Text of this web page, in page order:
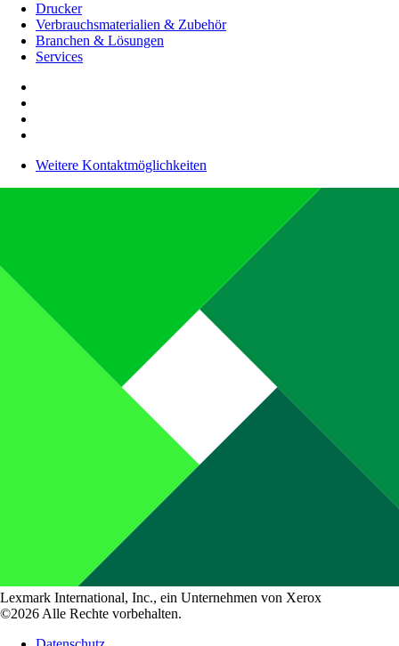
Drucker
Verbrauchsmaterialien & Zubehör
Branchen & Lösungen
Services
Weitere Kontaktmöglichkeiten
Lexmark International, Inc., ein Unternehmen von Xerox
©2026 Alle Rechte vorbehalten.